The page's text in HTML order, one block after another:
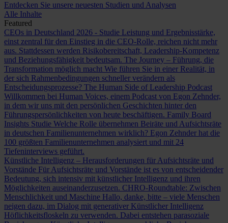
Entdecken Sie unsere neuesten Studien und Analysen
Alle Inhalte
Featured
CEOs in Deutschland 2026 - Studie Leistung und Ergebnisstärke,
einst zentral für den Einstieg in die CEO-Rolle, reichen nicht mehr
aus. Stattdessen werden Risikobereitschaft, Leadership-Kompetenz
und Beziehungsfähigkeit bedeutsam. The Journey – Führung, die
Transformation möglich macht Wie führen Sie in einer Realität, in
der sich Rahmenbedingungen schneller verändern als
Entscheidungsprozesse? The Human Side of Leadership Podcast
Willkommen bei Human Voices, einem Podcast von Egon Zehnder,
in dem wir uns mit den persönlichen Geschichten hinter den
Führungspersönlichkeiten von heute beschäftigen. Family Board
Insights Studie Welche Rolle übernehmen Beiräte und Aufsichtsräte
in deutschen Familienunternehmen wirklich? Egon Zehnder hat die
100 größten Familienunternehmen analysiert und mit 24
Tiefeninterviews geführt.
Künstliche Intelligenz – Herausforderungen für Aufsichtsräte und
Vorstände Für Aufsichtsräte und Vorstände ist es von entscheidender
Bedeutung, sich intensiv mit künstlicher Intelligenz und ihren
Möglichkeiten auseinanderzusetzen. CHRO-Roundtable: Zwischen
Menschlichkeit und Maschine Hallo, danke, bitte – viele Menschen
neigen dazu, im Dialog mit generativer Künstlicher Intelligenz
Höflichkeitsfloskeln zu verwenden. Dabei entstehen parasoziale